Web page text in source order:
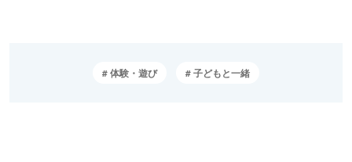
体験・遊び 子どもと一緒